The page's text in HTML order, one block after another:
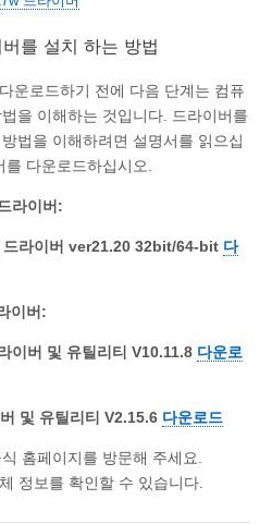
를 설치 하는 방법
운로드하기 전에 다음 단계는 컴퓨
을 이해하는 것입니다. 드라이버를
법을 이해하려면 설명서를 읽으십
다운로드하십시오.
라이버:
라이버 ver21.20 32bit/64-bit 다
이버:
이버 및 유틸리티 V10.11.8 다운로
및 유틸리티 V2.15.6 다운로드
홈페이지를 방문해 주세요.
정보를 확인할 수 있습니다.